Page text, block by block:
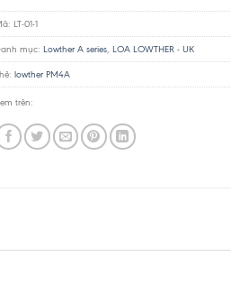
LT-01-1
mục: Lowther A series, LOA LOWTHER - UK
lowther PM4A
trên: